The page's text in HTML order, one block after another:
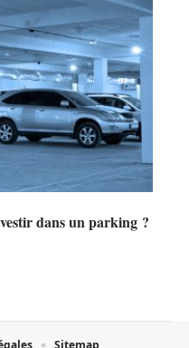
dans un parking ?
Sitemap